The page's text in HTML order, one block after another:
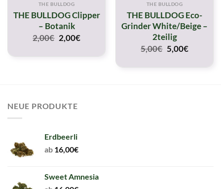
THE BULLDOG
THE BULLDOG Clipper
– Botanik
2,00€ Original
price
2,00€Current
THE BULLDOG
THE BULLDOG Eco-
Grinder White/Beige –
2teilig
5,00€ Original
price
5,00€Current
NEUE PRODUKTE
Erdbeerli
ab 16,00€
Sweet Amnesia